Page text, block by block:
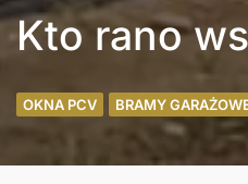
Kto rano
OKNA PCV BRAMY